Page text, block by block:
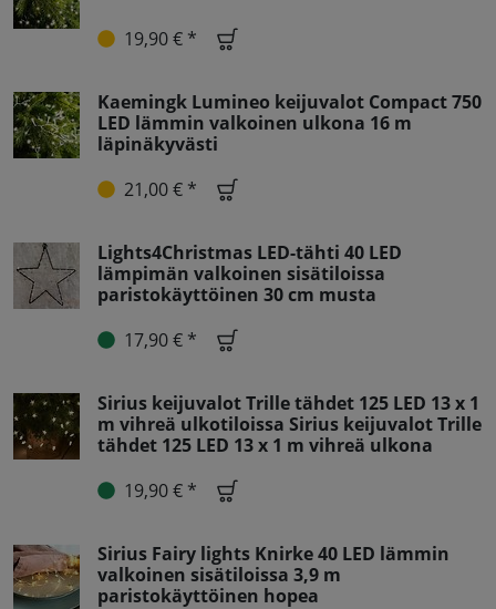
19,90 € *
Kaemingk Lumineo keijuvalot Compact 750
LED lämmin valkoinen ulkona 16 m
läpinäkyvästi
21,00 € *
Lights4Christmas LED-tähti 40 LED
lämpimän valkoinen sisätiloissa
paristokäyttöinen 30 cm musta
17,90 € *
Sirius keijuvalot Trille tähdet 125 LED 13 x 1
m vihreä ulkotiloissa Sirius keijuvalot Trille
tähdet 125 LED 13 x 1 m vihreä ulkona
19,90 € *
Sirius Fairy lights Knirke 40 LED lämmin
valkoinen sisätiloissa 3,9 m
paristokäyttöinen hopea